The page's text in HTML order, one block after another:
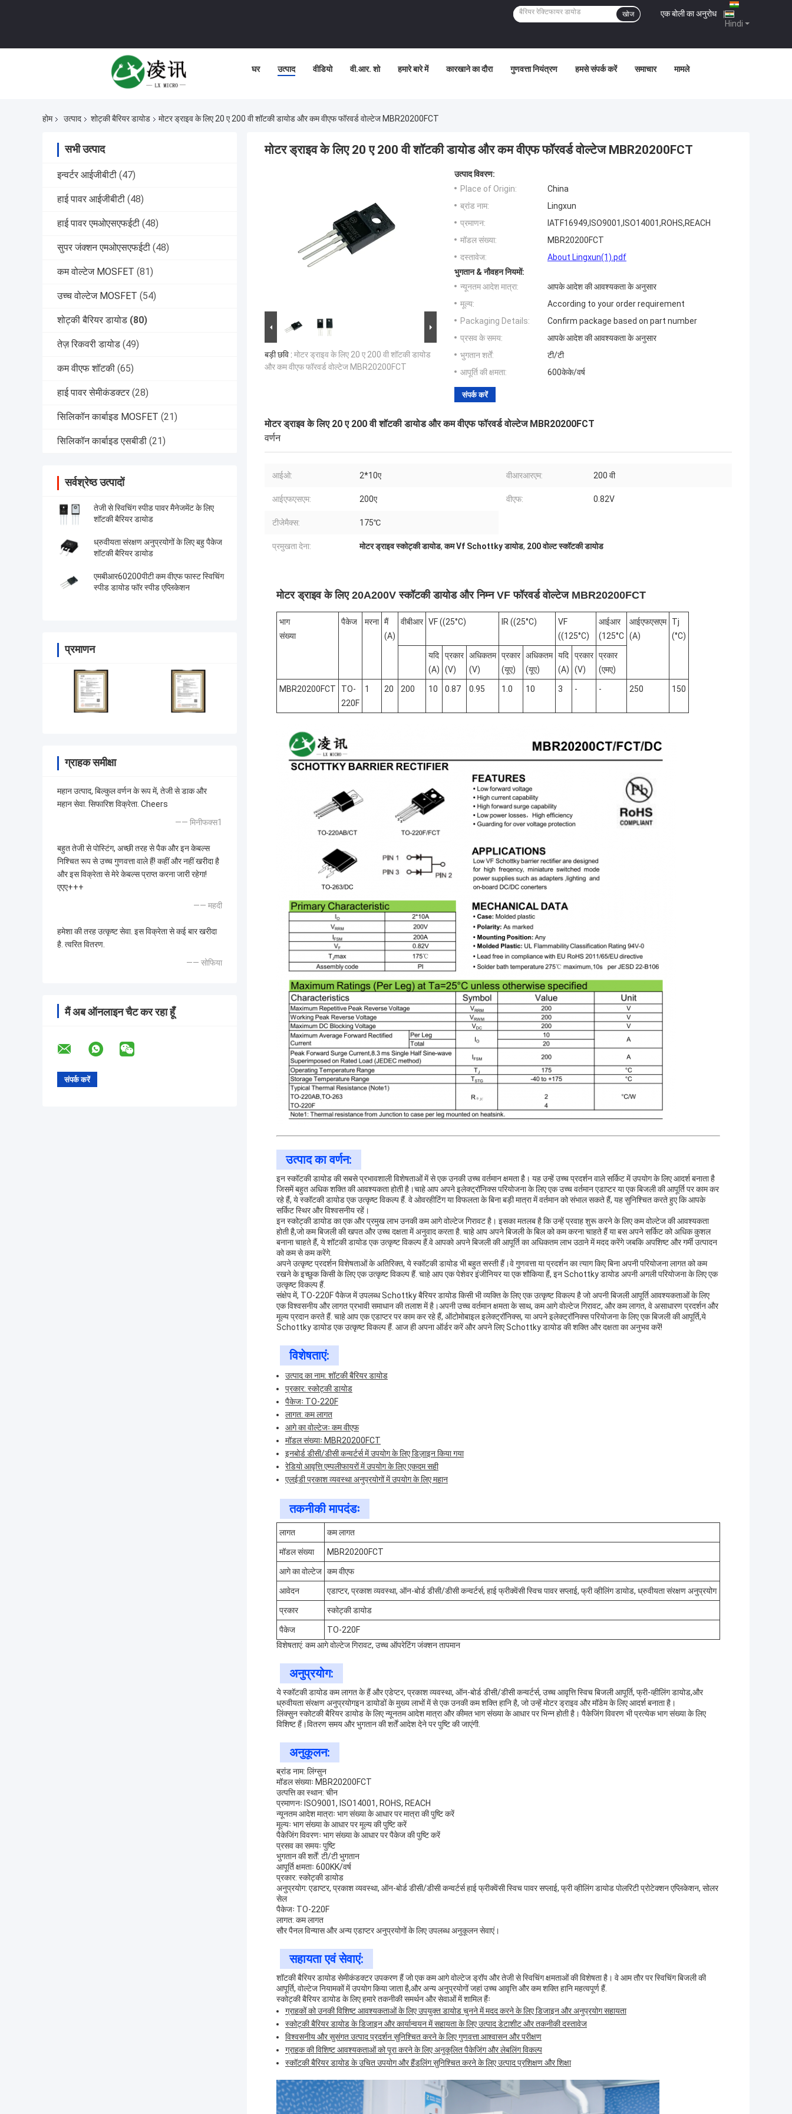
Hindi
एक बोली का अनुरोध |
खोज
घर उत्पाद वीडियो वी.आर. शो हमारे बारे में कारखाने का दौरा गुणवत्ता नियंत्रण हमसे संपर्क करें समाचार मामले
होम उत्पाद शोट्की बैरियर डायोड मोटर ड्राइव के लिए 20 ए 200 वी शॉटकी डायोड और कम वीएफ फॉरवर्ड वोल्टेज MBR20200FCT
सभी उत्पाद
इन्वर्टर आईजीबीटी (47)
हाई पावर आईजीबीटी (48)
हाई पावर एमओएसएफईटी (48)
सुपर जंक्शन एमओएसएफईटी (48)
कम वोल्टेज MOSFET (81)
उच्च वोल्टेज MOSFET (54)
शोट्की बैरियर डायोड (80)
तेज़ रिकवरी डायोड (49)
कम वीएफ शॉटकी (65)
हाई पावर सेमीकंडक्टर (28)
सिलिकॉन कार्बाइड MOSFET (21)
सिलिकॉन कार्बाइड एसबीडी (21)
सर्वश्रेष्ठ उत्पादों
तेजी से स्विचिंग स्पीड पावर मैनेजमेंट के लिए
शॉटकी बैरियर डायोड
ध्रुवीयता संरक्षण अनुप्रयोगों के लिए बहु पैकेज
शॉटकी बैरियर डायोड
एमबीआर60200पीटी कम वीएफ फास्ट स्विचिंग
स्पीड डायोड फॉर स्पीड एप्लिकेशन
प्रमाणन
ग्राहक समीक्षा
महान उत्पाद, बिल्कुल वर्णन के रूप में, तेजी से डाक और
महान सेवा. सिफारिश विक्रेता. Cheers
—— मिनीफक्स1
बहुत तेजी से पोस्टिंग, अच्छी तरह से पैक और इन केबल्स
निश्चित रूप से उच्च गुणवत्ता वाले हैं! कहीं और नहीं खरीदा है
और इस विक्रेता से मेरे केबल्स प्राप्त करना जारी रहेगा!
एएए+++
—— महदी
हमेशा की तरह उत्कृष्ट सेवा. इस विक्रेता से कई बार खरीदा
है. त्वरित वितरण.
—— सोफिया
मैं अब ऑनलाइन चैट कर रहा हूँ
मोटर ड्राइव के लिए 20 ए 200 वी शॉटकी डायोड और कम वीएफ फॉरवर्ड वोल्टेज MBR20200FCT
बड़ी छवि : मोटर ड्राइव के लिए 20 ए 200 वी शॉटकी डायोड
और कम वीएफ फॉरवर्ड वोल्टेज MBR20200FCT
उत्पाद विवरण:
Place of Origin:
China
ब्रांड नाम:
Lingxun
प्रमाणन:
IATF16949,ISO9001,ISO14001,ROHS,REACH
मॉडल संख्या:
MBR20200FCT
दस्तावेज:
About Lingxun(1).pdf
भुगतान & नौवहन नियमों:
न्यूनतम आदेश मात्रा:
आपके आदेश की आवश्यकता के अनुसार
मूल्य:
According to your order requirement
Packaging Details:
Confirm package based on part number
प्रसव के समय:
आपके आदेश की आवश्यकता के अनुसार
भुगतान शर्तें:
टी/टी
आपूर्ति की क्षमता:
600केके/वर्ष
संपर्क करें
मोटर ड्राइव के लिए 20 ए 200 वी शॉटकी डायोड और कम वीएफ फॉरवर्ड वोल्टेज MBR20200FCT
वर्णन
आईओ: 2*10ए वीआरआरएम: 200 वी
आईएफएसएम: 200ए वीएफ: 0.82V
टीजेमैक्स: 175℃
प्रमुखता देना: मोटर ड्राइव स्कोट्की डायोड,कम Vf Schottky डायोड, 200 वोल्ट स्कॉटकी डायोड
मोटर ड्राइव के लिए 20A200V स्कॉटकी डायोड और निम्न VF फॉरवर्ड वोल्टेज MBR20200FCT
भाग
संख्या
पैकेज मरना मैं
(A)
वीबीआर VF ((25°C) IR ((25°C)
VF
((125°C)
आईआर
(125°C
आईएफएसएम
(A)
Tj
(°C)
यदि
(A)
प्रकार
(V)
अधिकतम
(V)
प्रकार
(यूए)
अधिकतम
(यूए)
यदि
(A)
प्रकार
(V)
प्रकार
(एमए)
MBR20200FCT
TO-
220F
1 20 200 10 0.87 0.95 1.0 10 3 - - 250 150
उत्पाद का वर्णन:
इन स्कॉटकी डायोड की सबसे प्रभावशाली विशेषताओं में से एक उनकी उच्च वर्तमान क्षमता है। यह उन्हें उच्च प्रदर्शन वाले सर्किट में उपयोग के लिए आदर्श बनाता है
जिसमें बहुत अधिक शक्ति की आवश्यकता होती है।चाहे आप अपने इलेक्ट्रॉनिक्स परियोजना के लिए एक उच्च वर्तमान एडाप्टर या एक बिजली की आपूर्ति पर काम कर
रहे हैं, ये स्कॉटकी डायोड एक उत्कृष्ट विकल्प हैं. वे ओवरहीटिंग या विफलता के बिना बड़ी मात्रा में वर्तमान को संभाल सकते हैं, यह सुनिश्चित करते हुए कि आपके
सर्किट स्थिर और विश्वसनीय रहें।
इन स्कोट्की डायोड का एक और प्रमुख लाभ उनकी कम आगे वोल्टेज गिरावट है। इसका मतलब है कि उन्हें प्रवाह शुरू करने के लिए कम वोल्टेज की आवश्यकता
होती है,जो कम बिजली की खपत और उच्च दक्षता में अनुवाद करता है. चाहे आप अपने बिजली के बिल को कम करना चाहते हैं या बस अपने सर्किट को अधिक कुशल
बनाना चाहते हैं, ये शॉटकी डायोड एक उत्कृष्ट विकल्प हैं.वे आपको अपने बिजली की आपूर्ति का अधिकतम लाभ उठाने में मदद करेंगे जबकि अपशिष्ट और गर्मी उत्पादन
को कम से कम करेंगे.
अपने उत्कृष्ट प्रदर्शन विशेषताओं के अतिरिक्त, ये स्कॉटकी डायोड भी बहुत सस्ती हैं।वे गुणवत्ता या प्रदर्शन का त्याग किए बिना अपनी परियोजना लागत को कम
रखने के इच्छुक किसी के लिए एक उत्कृष्ट विकल्प हैं. चाहे आप एक पेशेवर इंजीनियर या एक शौकिया हैं, इन Schottky डायोड अपनी अगली परियोजना के लिए एक
उत्कृष्ट विकल्प हैं.
संक्षेप में, TO-220F पैकेज में उपलब्ध Schottky बैरियर डायोड किसी भी व्यक्ति के लिए एक उत्कृष्ट विकल्प है जो अपनी बिजली आपूर्ति आवश्यकताओं के लिए
एक विश्वसनीय और लागत प्रभावी समाधान की तलाश में है।अपनी उच्च वर्तमान क्षमता के साथ, कम आगे वोल्टेज गिरावट, और कम लागत, वे असाधारण प्रदर्शन और
मूल्य प्रदान करते हैं. चाहे आप एक एडाप्टर पर काम कर रहे हैं, ऑटोमोबाइल इलेक्ट्रॉनिक्स, या अपने इलेक्ट्रॉनिक्स परियोजना के लिए एक बिजली की आपूर्ति,ये
Schottky डायोड एक उत्कृष्ट विकल्प हैं. आज ही अपना ऑर्डर करें और अपने लिए Schottky डायोड की शक्ति और दक्षता का अनुभव करें!
विशेषताएं:
उत्पाद का नाम: शॉटकी बैरियर डायोड
प्रकार: स्कोट्की डायोड
पैकेजः TO-220F
लागत: कम लागत
आगे का वोल्टेजः कम वीएफ
मॉडल संख्याः MBR20200FCT
इनबोर्ड डीसी/डीसी कन्वर्टर्स में उपयोग के लिए डिज़ाइन किया गया
रेडियो आवृत्ति एम्पलीफायरों में उपयोग के लिए एकदम सही
एलईडी प्रकाश व्यवस्था अनुप्रयोगों में उपयोग के लिए महान
तकनीकी मापदंडः
लागत कम लागत
मॉडल संख्या MBR20200FCT
आगे का वोल्टेज कम वीएफ
आवेदन एडाप्टर, प्रकाश व्यवस्था, ऑन-बोर्ड डीसी/डीसी कन्वर्टर्स, हाई फ्रीक्वेंसी स्विच पावर सप्लाई, फ्री व्हीलिंग डायोड, ध्रुवीयता संरक्षण अनुप्रयोग
प्रकार स्कोट्की डायोड
पैकेज
TO-220F
विशेषताएं: कम आगे वोल्टेज गिरावट, उच्च ऑपरेटिंग जंक्शन तापमान
अनुप्रयोग:
ये स्कॉटकी डायोड कम लागत के हैं और एडेप्टर, प्रकाश व्यवस्था, ऑन-बोर्ड डीसी/डीसी कन्वर्टर्स, उच्च आवृत्ति स्विच बिजली आपूर्ति, फ्री-व्हीलिंग डायोड,और
ध्रुवीयता संरक्षण अनुप्रयोगइन डायोडों के मुख्य लाभों में से एक उनकी कम शक्ति हानि है, जो उन्हें मोटर ड्राइव और मॉडेम के लिए आदर्श बनाता है।
लिंक्सुन स्कोटकी बैरियर डायोड के लिए न्यूनतम आदेश मात्रा और कीमत भाग संख्या के आधार पर भिन्न होती है। पैकेजिंग विवरण भी प्रत्येक भाग संख्या के लिए
विशिष्ट हैं।वितरण समय और भुगतान की शर्तें आदेश देने पर पुष्टि की जाएंगी.
अनुकूलन:
ब्रांड नाम: लिंग्सुन
मॉडल संख्याः MBR20200FCT
उत्पत्ति का स्थान: चीन
प्रमाणनः ISO9001, ISO14001, ROHS, REACH
न्यूनतम आदेश मात्राः भाग संख्या के आधार पर मात्रा की पुष्टि करें
मूल्यः भाग संख्या के आधार पर मूल्य की पुष्टि करें
पैकेजिंग विवरणः भाग संख्या के आधार पर पैकेज की पुष्टि करें
प्रसव का समयः पुष्टि
भुगतान की शर्तें: टी/टी भुगतान
आपूर्ति क्षमताः 600KK/वर्ष
प्रकार: स्कोट्की डायोड
अनुप्रयोग: एडाप्टर, प्रकाश व्यवस्था, ऑन-बोर्ड डीसी/डीसी कन्वर्टर्स हाई फ्रीक्वेंसी स्विच पावर सप्लाई, फ्री व्हीलिंग डायोड पोलरिटी प्रोटेक्शन एप्लिकेशन, सोलर
सेल
पैकेजः TO-220F
लागत: कम लागत
सौर पैनल विन्यास और अन्य एडाप्टर अनुप्रयोगों के लिए उपलब्ध अनुकूलन सेवाएं।
सहायता एवं सेवाएं:
शॉटकी बैरियर डायोड सेमीकंडक्टर उपकरण हैं जो एक कम आगे वोल्टेज ड्रॉप और तेजी से स्विचिंग क्षमताओं की विशेषता है। वे आम तौर पर स्विचिंग बिजली की
आपूर्ति, वोल्टेज नियामकों में उपयोग किया जाता है,और अन्य अनुप्रयोगों जहां उच्च आवृत्ति और कम शक्ति हानि महत्वपूर्ण हैं.
स्कोट्की बैरियर डायोड के लिए हमारे तकनीकी समर्थन और सेवाओं में शामिल हैंः
ग्राहकों को उनकी विशिष्ट आवश्यकताओं के लिए उपयुक्त डायोड चुनने में मदद करने के लिए डिजाइन और अनुप्रयोग सहायता
स्कोट्की बैरियर डायोड के डिजाइन और कार्यान्वयन में सहायता के लिए उत्पाद डेटाशीट और तकनीकी दस्तावेज
विश्वसनीय और सुसंगत उत्पाद प्रदर्शन सुनिश्चित करने के लिए गुणवत्ता आश्वासन और परीक्षण
ग्राहक की विशिष्ट आवश्यकताओं को पूरा करने के लिए अनुकूलित पैकेजिंग और लेबलिंग विकल्प
स्कॉटकी बैरियर डायोड के उचित उपयोग और हैंडलिंग सुनिश्चित करने के लिए उत्पाद प्रशिक्षण और शिक्षा